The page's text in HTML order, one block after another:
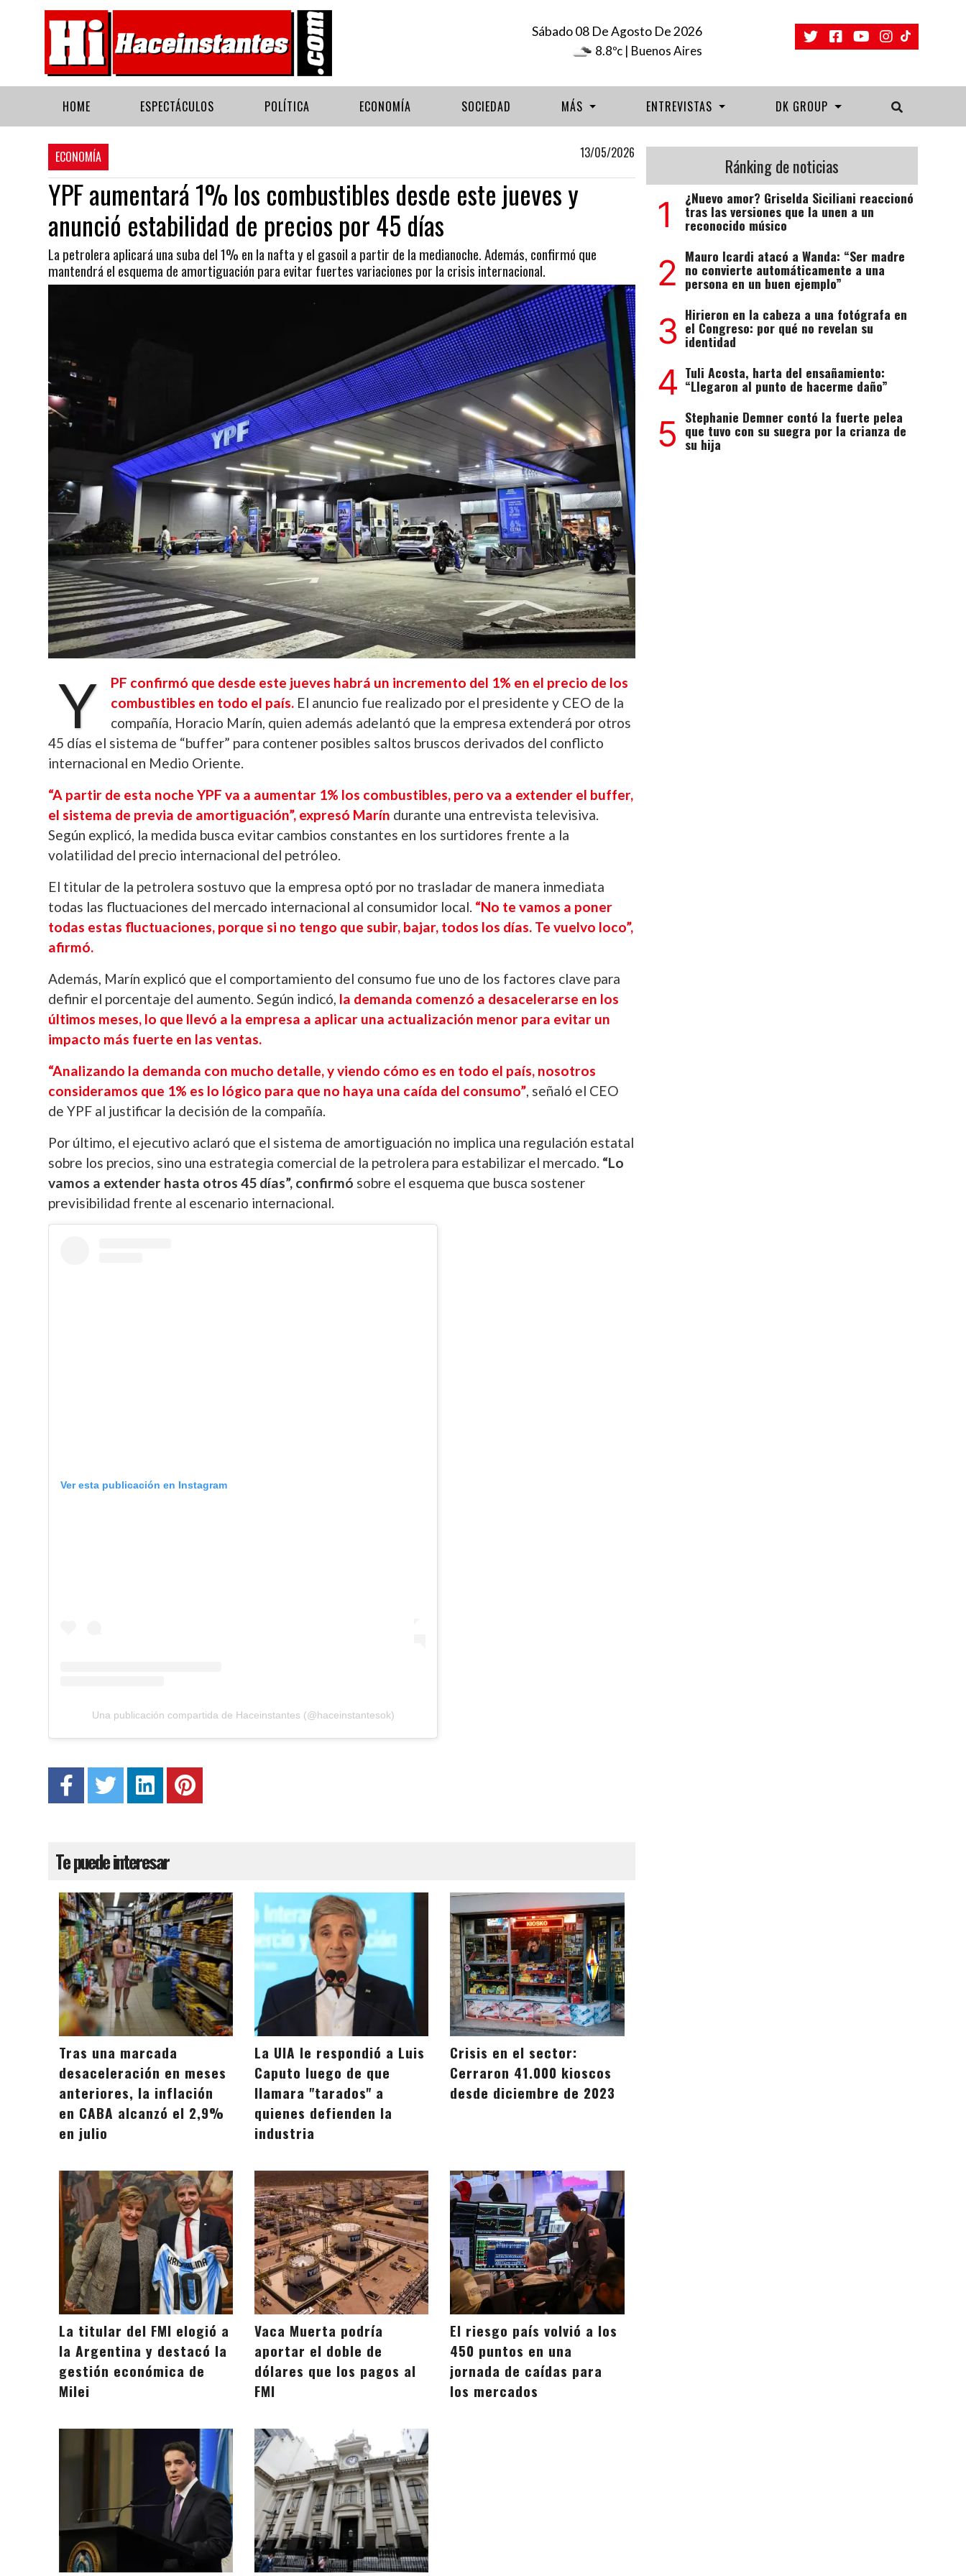
Sábado 08 De Agosto De 2026
8.8ºc | Buenos Aires
HOME ESPECTÁCULOS POLÍTICA ECONOMÍA SOCIEDAD MÁS ENTREVISTAS DK GROUP
ECONOMÍA 13/05/2026
YPF aumentará 1% los combustibles desde este jueves y
anunció estabilidad de precios por 45 días
La petrolera aplicará una suba del 1% en la nafta y el gasoil a partir de la medianoche. Además, confirmó que
mantendrá el esquema de amortiguación para evitar fuertes variaciones por la crisis internacional.
Y
PF confirmó que desde este jueves habrá un incremento del 1% en el precio de los
combustibles en todo el país. El anuncio fue realizado por el presidente y CEO de la
compañía, Horacio Marín, quien además adelantó que la empresa extenderá por otros
45 días el sistema de “buffer” para contener posibles saltos bruscos derivados del conflicto
internacional en Medio Oriente.
“A partir de esta noche YPF va a aumentar 1% los combustibles, pero va a extender el buffer,
el sistema de previa de amortiguación”, expresó Marín durante una entrevista televisiva.
Según explicó, la medida busca evitar cambios constantes en los surtidores frente a la
volatilidad del precio internacional del petróleo.
El titular de la petrolera sostuvo que la empresa optó por no trasladar de manera inmediata
todas las fluctuaciones del mercado internacional al consumidor local. “No te vamos a poner
todas estas fluctuaciones, porque si no tengo que subir, bajar, todos los días. Te vuelvo loco”,
afirmó.
Además, Marín explicó que el comportamiento del consumo fue uno de los factores clave para
definir el porcentaje del aumento. Según indicó, la demanda comenzó a desacelerarse en los
últimos meses, lo que llevó a la empresa a aplicar una actualización menor para evitar un
impacto más fuerte en las ventas.
“Analizando la demanda con mucho detalle, y viendo cómo es en todo el país, nosotros
consideramos que 1% es lo lógico para que no haya una caída del consumo”, señaló el CEO
de YPF al justificar la decisión de la compañía.
Por último, el ejecutivo aclaró que el sistema de amortiguación no implica una regulación estatal
sobre los precios, sino una estrategia comercial de la petrolera para estabilizar el mercado. “Lo
vamos a extender hasta otros 45 días”, confirmó sobre el esquema que busca sostener
previsibilidad frente al escenario internacional.
Ver esta publicación en Instagram
Una publicación compartida de Haceinstantes (@haceinstantesok)
Te puede interesar
Tras una marcada
desaceleración en meses
anteriores, la inflación
en CABA alcanzó el 2,9%
en julio
La UIA le respondió a Luis
Caputo luego de que
llamara "tarados" a
quienes defienden la
industria
Crisis en el sector:
Cerraron 41.000 kioscos
desde diciembre de 2023
La titular del FMI elogió a
la Argentina y destacó la
gestión económica de
Milei
Vaca Muerta podría
aportar el doble de
dólares que los pagos al
FMI
El riesgo país volvió a los
450 puntos en una
jornada de caídas para
los mercados
Ránking de noticias
1 ¿Nuevo amor? Griselda Siciliani reaccionó
tras las versiones que la unen a un
reconocido músico
2 Mauro Icardi atacó a Wanda: “Ser madre
no convierte automáticamente a una
persona en un buen ejemplo”
3 Hirieron en la cabeza a una fotógrafa en
el Congreso: por qué no revelan su
identidad
4 Tuli Acosta, harta del ensañamiento:
“Llegaron al punto de hacerme daño”
5 Stephanie Demner contó la fuerte pelea
que tuvo con su suegra por la crianza de
su hija